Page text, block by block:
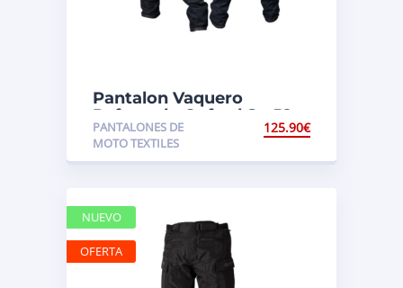
Pantalon Vaquero
Reforzado Oxford Sp-J2
PANTALONES DE
MOTO TEXTILES
125.90€
NUEVO
OFERTA